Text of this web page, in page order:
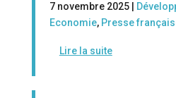
7 novembre 2025 |
Economie, Presse
Lire la suite